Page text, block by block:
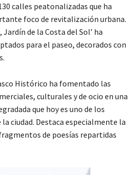
calles peatonalizadas que ha
foco de revitalización urbana.
de la Costa del Sol’ ha
para el paseo, decorados con
Histórico ha fomentado las
culturales y de ocio en una
que hoy es uno de los
ciudad. Destaca especialmente la
de poesías repartidas